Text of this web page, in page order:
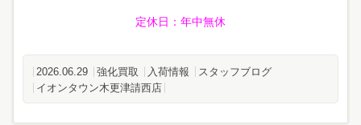
定休日 ：年中無休
2026.06.29 強化買取 入荷情報
スタッフブログ
イオンタウン木更津請西店